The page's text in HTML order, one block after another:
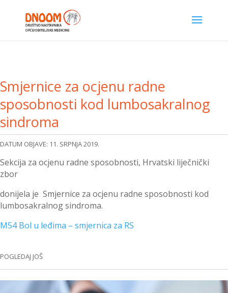
Smjernice za ocjenu radne
sposobnosti kod lumbosakralnog
sindroma
DATUM OBJAVE: 11. SRPNJA 2019.
Sekcija za ocjenu radne sposobnosti, Hrvatski liječnički
zbor
donijela je Smjernice za ocjenu radne sposobnosti kod
lumbosakralnog sindroma.
M54 Bol u leđima – smjernica za RS
POGLEDAJ JOŠ